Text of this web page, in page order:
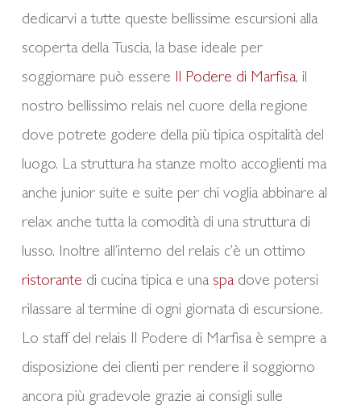
dedicarvi a tutte queste bellissime escursioni alla
scoperta della Tuscia, la base ideale per
soggiornare può essere Il Podere di Marfisa, il
nostro bellissimo relais nel cuore della regione
dove potrete godere della più tipica ospitalità del
luogo. La struttura ha stanze molto accoglienti ma
anche junior suite e suite per chi voglia abbinare al
relax anche tutta la comodità di una struttura di
lusso. Inoltre all’interno del relais c’è un ottimo
ristorante di cucina tipica e una spadove potersi
rilassare al termine di ogni giornata di escursione.
Lo staff del relais Il Podere di Marfisa è sempre a
disposizione dei clienti per rendere il soggiorno
ancora più gradevole grazie ai consigli sulle